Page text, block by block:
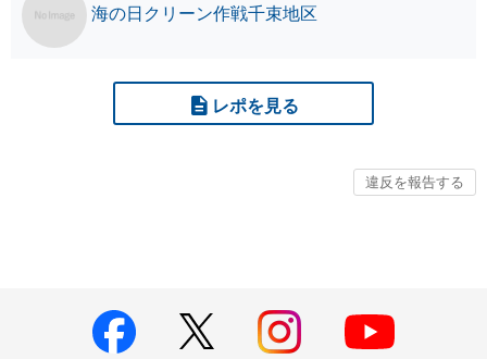
海の日クリーン作戦千束地区
レポを見る